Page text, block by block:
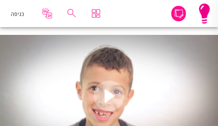
כניסה